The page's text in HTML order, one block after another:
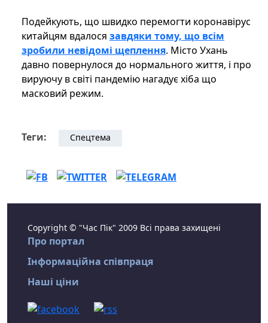
Подейкують, що швидко перемогти коронавірус
китайцям вдалося завдяки тому, що всім
зробили невідомі щеплення. Місто Ухань
давно повернулося до нормального життя, і про
вируючу ​​в світі пандемію нагадує хіба що
масковий режим.
Теги: Спецтема
Copyright © "Час Пік" 2009 Всі права захищені
Про портал
Інформаційна співпраця
Наші ціни